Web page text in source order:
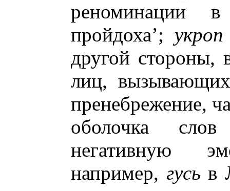
реноминации
пройдоха’; укроп
другой стороны,
лиц,
пренебрежение,
оболочка
негативную
например, гусь в